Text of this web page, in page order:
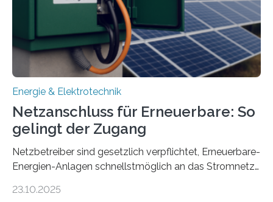
Millionen Euro, wovon 2,6 Millionen Euro durch das
Ministerium für Umwelt, Klima und…
Energie & Elektrotechnik
Netzanschluss für Erneuerbare: So
gelingt der Zugang
Netzbetreiber sind gesetzlich verpflichtet, Erneuerbare-
Energien-Anlagen schnellstmöglich an das Stromnetz
ermöglichen. Doch der dafür nötige Netzausbau hinkt
23.10.2025